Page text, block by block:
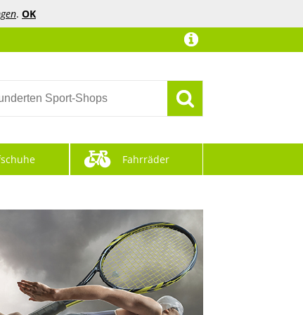
. OK
Fahrräder